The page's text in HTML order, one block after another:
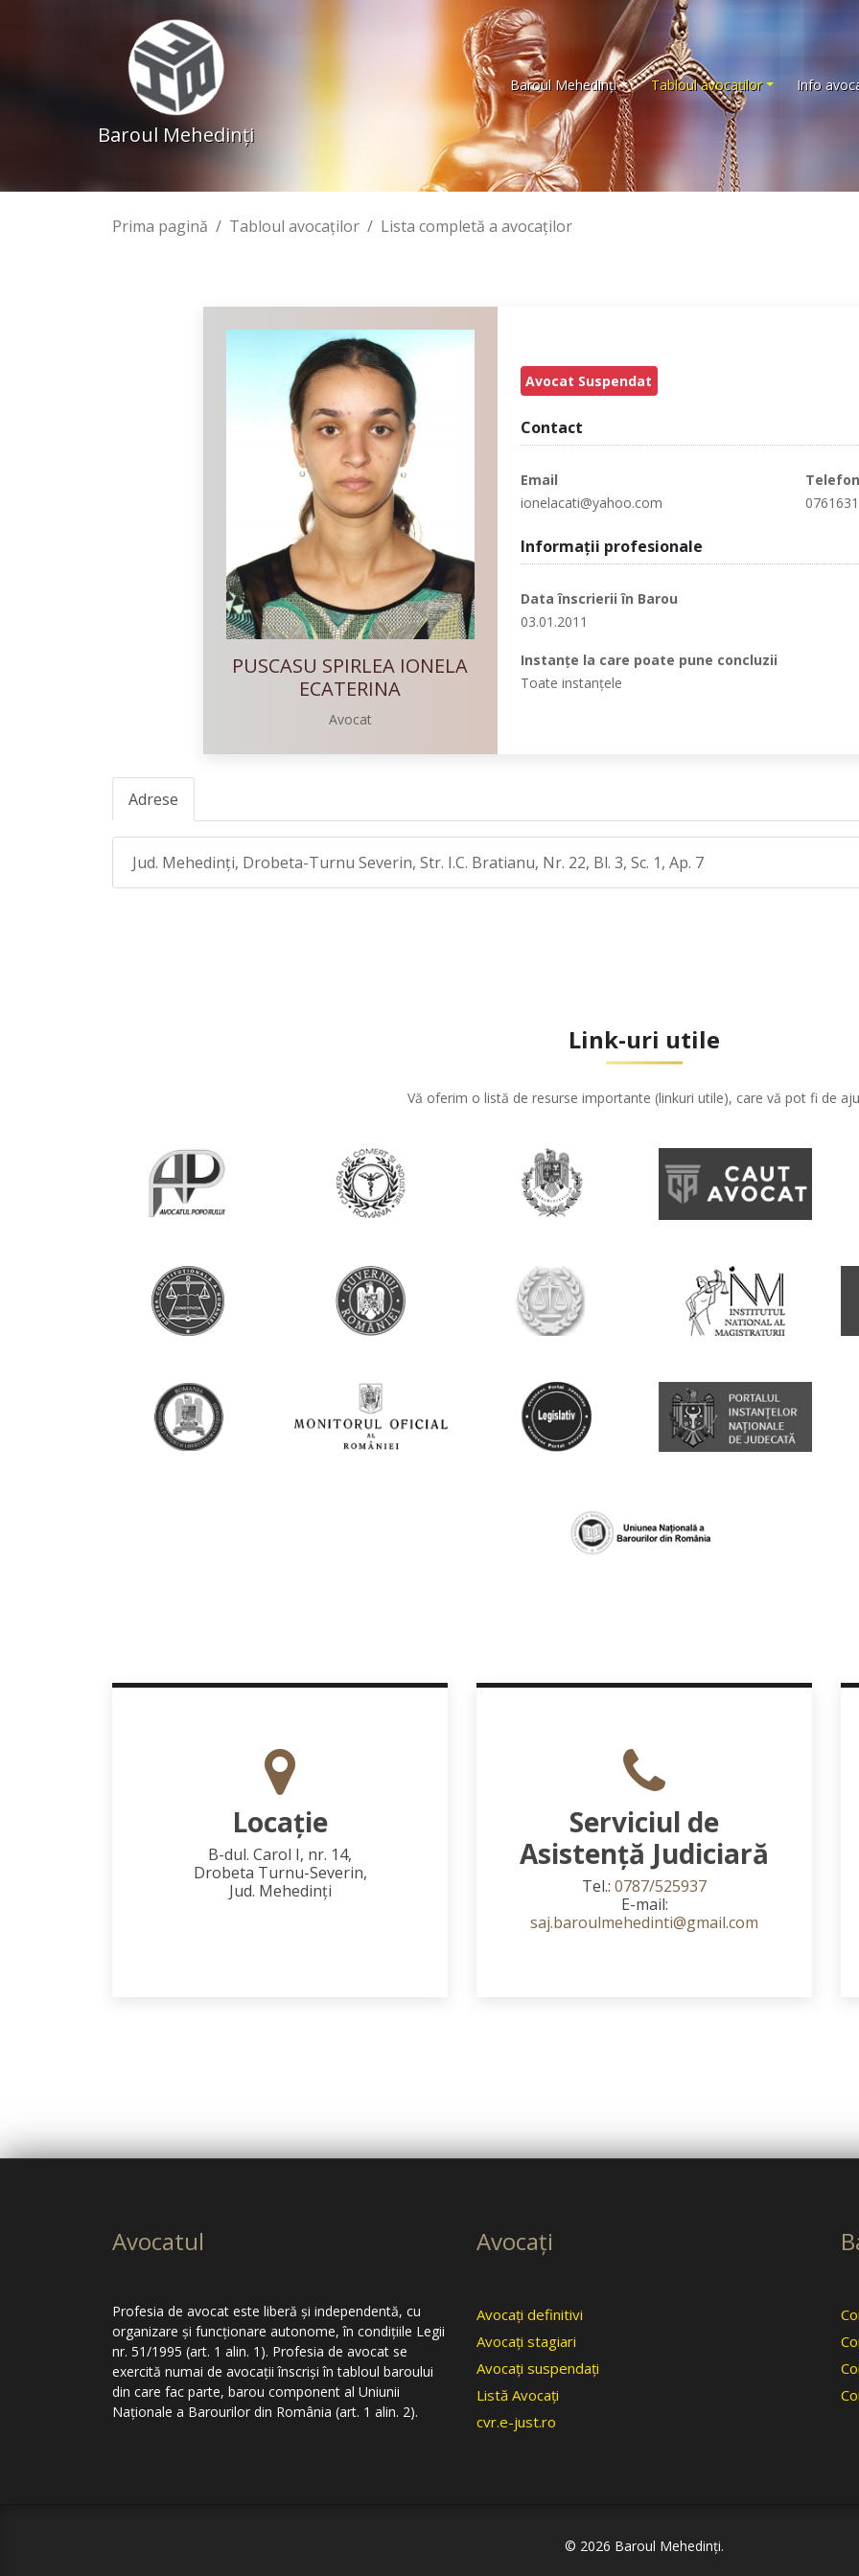
Baroul Mehedinţi
Baroul Mehedinţi Tabloul avocaţilor Info
Prima pagină Tabloul avocaţilor Lista completă a avocaţilor
PUSCASU SPIRLEA IONELA
ECATERINA
Avocat
Avocat Suspendat
Contact
Email
ionelacati@yahoo.com
Informaţii profesionale
Data înscrierii în Barou
03.01.2011
Instanţe la care poate pune concluzii
Toate instanţele
Adrese
Jud. Mehedinţi, Drobeta-Turnu Severin, Str. I.C. Bratianu, Nr. 22, Bl. 3, Sc. 1, Ap. 7
Link-uri utile
Vă oferim o listă de resurse importante (linkuri utile), care vă pot fi de
Locaţie
B-dul. Carol I, nr. 14,
Drobeta Turnu-Severin,
Jud. Mehedinţi
Serviciul de
Asistență Judiciară
Tel.: 0787/525937
E-mail:
saj.baroulmehedinti@gmail.com
Avocatul
Profesia de avocat este liberă şi independentă, cu
organizare şi funcţionare autonome, în condiţiile Legii
nr. 51/1995 (art. 1 alin. 1). Profesia de avocat se
exercită numai de avocaţii înscrişi în tabloul baroului
din care fac parte, barou component al Uniunii
Naţionale a Barourilor din România (art. 1 alin. 2).
Avocaţi
Avocaţi definitivi
Avocaţi stagiari
Avocaţi suspendaţi
Listă Avocaţi
cvr.e-just.ro
© 2026 Baroul Mehedinţi.